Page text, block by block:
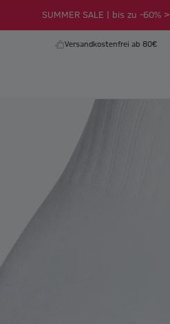
SUMMER SALE | bis zu -60% >
Versandkostenfrei ab 80€